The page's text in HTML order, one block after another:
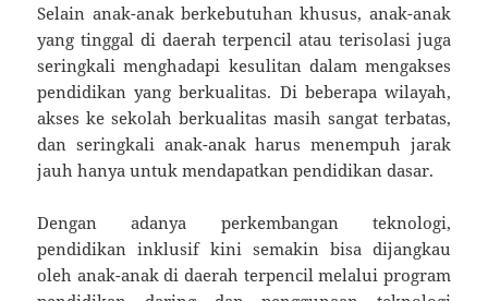
Selain anak-anak berkebutuhan khusus, anak-anak
yang tinggal di daerah terpencil atau terisolasi juga
seringkali menghadapi kesulitan dalam mengakses
pendidikan yang berkualitas. Di beberapa wilayah,
akses ke sekolah berkualitas masih sangat terbatas,
dan seringkali anak-anak harus menempuh jarak
jauh hanya untuk mendapatkan pendidikan dasar.
Dengan adanya perkembangan teknologi,
pendidikan inklusif kini semakin bisa dijangkau
oleh anak-anak di daerah terpencil melalui program